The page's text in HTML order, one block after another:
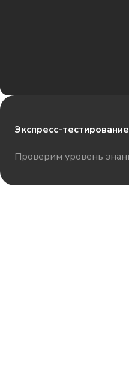
Экспресс-
Проверим уровень